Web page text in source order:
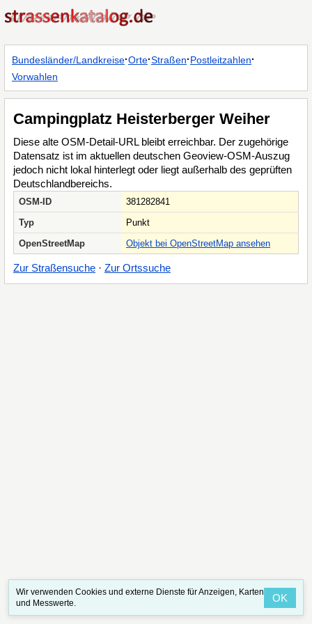
Bundesländer/Landkreise·Orte·Straßen·Postleitzahlen·
Vorwahlen
Campingplatz Heisterberger Weiher
Diese alte OSM-Detail-URL bleibt erreichbar. Der zugehörige
Datensatz ist im aktuellen deutschen Geoview-OSM-Auszug
jedoch nicht lokal hinterlegt oder liegt außerhalb des geprüften
Deutschlandbereichs.
OSM-ID
381282841
Typ
Punkt
OpenStreetMap
Objekt bei OpenStreetMap ansehen
Zur Straßensuche · Zur Ortssuche
Wir verwenden Cookies und externe Dienste für Anzeigen, Karten
und Messwerte.
OK